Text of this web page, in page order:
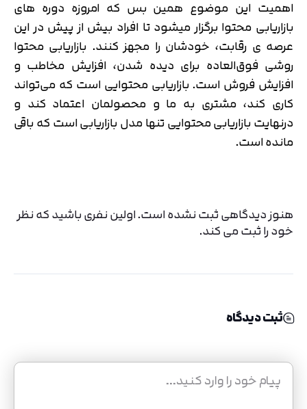
اهمیت این موضوع همین بس که امروزه دوره های
بازاریابی محتوا برگزار میشود تا افراد بیش از پیش در این
عرصه ی رقابت، خودشان را مجهز کنند. بازاریابی محتوا
روشی فوق‌العاده برای دیده شدن، افزایش مخاطب و
افزایش فروش است. بازاریابی محتوایی است که می‌تواند
کاری کند، مشتری به ما و محصولمان اعتماد کند و
درنهایت بازاریابی محتوایی تنها مدل بازاریابی است که باقی
مانده است.
هنوز دیدگاهی ثبت نشده است. اولین نفری باشید که نظر
خود را ثبت می کند.
ثبت دیدگاه